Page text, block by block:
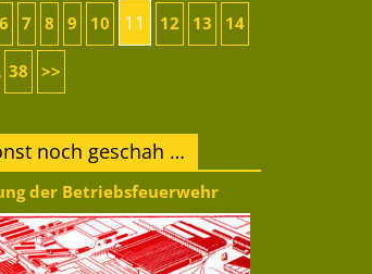
6 7 8 9 10 11 12 13 14
38 >>
noch geschah …
der Betriebsfeuerwehr